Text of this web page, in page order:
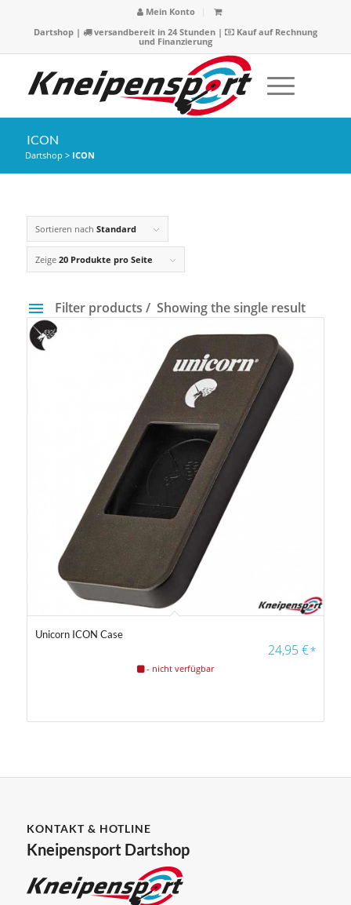
Mein Konto
Dartshop| versandbereit in 24 Stunden |
Kauf auf Rechnung
und Finanzierung
ICON
Dartshop > ICON
Sortieren nach Standard
Zeige 20 Produkte pro Seite
Filter products Showing the single result
Preis
24 €
Unicorn ICON Case
24,95€*
- nicht verfügbar
KONTAKT & HOTLINE
Kneipensport Dartshop